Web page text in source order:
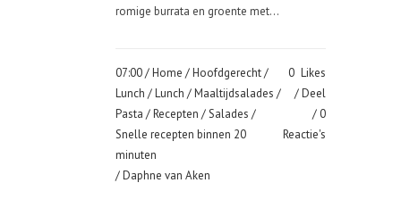
romige burrata en groente met...
07:00 /Home /Hoofdgerecht/
Lunch /Lunch /Maaltijdsalades /
Pasta /Recepten /Salades /
Snelle recepten binnen 20
minuten
/ Daphne van Aken
0 Likes
Deel
0
Reactie's